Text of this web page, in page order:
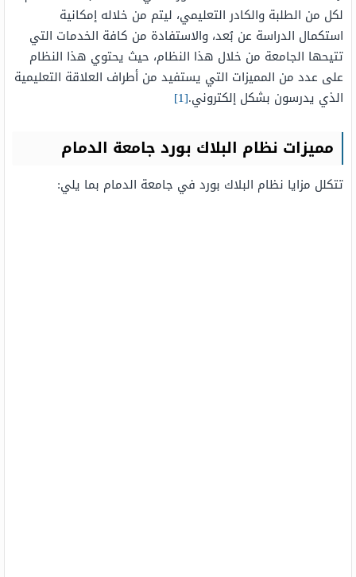
لكل من الطلبة والكادر التعليمي، ليتم من خلاله إمكانية
استكمال الدراسة عن بُعد، والاستفادة من كافة الخدمات التي
تتيحها الجامعة من خلال هذا النظام، حيث يحتوي هذا النظام
على عدد من المميزات التي يستفيد من أطراف العلاقة التعليمية
الذي يدرسون بشكل إلكتروني.[1]
مميزات نظام البلاك بورد جامعة الدمام
تتكلل مزايا نظام البلاك بورد في جامعة الدمام بما يلي: